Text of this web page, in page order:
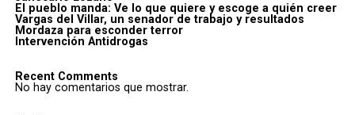
El pueblo manda: Ve lo que quiere y escoge a quién creer
Vargas del Villar, un senador de trabajo y resultados
Mordaza para esconder terror
Intervención Antidrogas
Recent Comments
No hay comentarios que mostrar.